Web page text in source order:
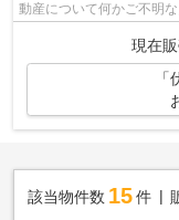
動産について何かご不明
現在
該当物件数 15件